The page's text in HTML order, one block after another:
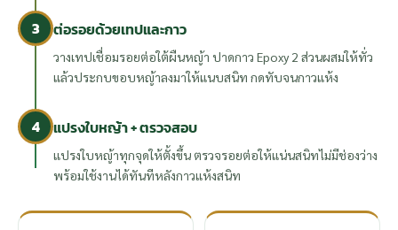
3 ต่อรอยด้วยเทปและกาว
วางเทปเชื่อมรอยต่อใต้ผืนหญ้า ปาดกาว Epoxy 2 ส่วนผสมให้ทั่ว
แล้วประกบขอบหญ้าลงมาให้แนบสนิท กดทับจนกาวแห้ง
4 แปรงใบหญ้า + ตรวจสอบ
แปรงใบหญ้าทุกจุดให้ตั้งขึ้น ตรวจรอยต่อให้แน่นสนิทไม่มีช่องว่าง
พร้อมใช้งานได้ทันทีหลังกาวแห้งสนิท